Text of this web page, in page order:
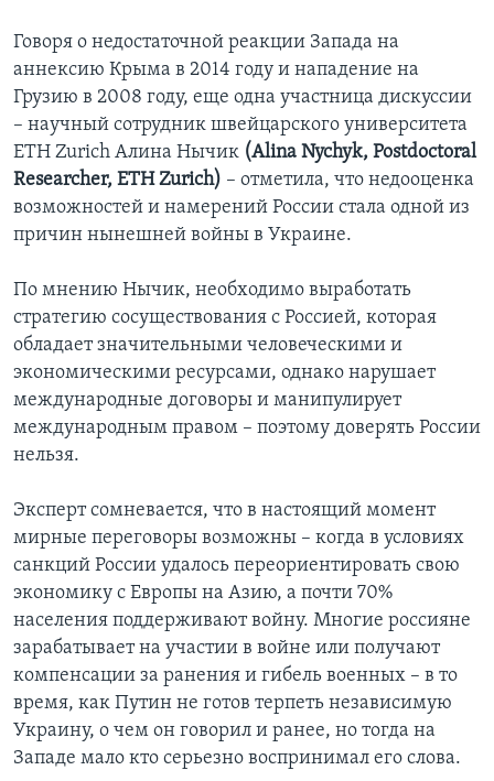
Говоря о недостаточной реакции Запада на
аннексию Крыма в 2014 году и нападение на
Грузию в 2008 году, еще одна участница дискуссии
– научный сотрудник швейцарского университета
ETH Zurich Алина Нычик (Alina Nychyk, Postdoctoral
Researcher, ETH Zurich) – отметила, что недооценка
возможностей и намерений России стала одной из
причин нынешней войны в Украине.
По мнению Нычик, необходимо выработать
стратегию сосуществования с Россией, которая
обладает значительными человеческими и
экономическими ресурсами, однако нарушает
международные договоры и манипулирует
международным правом – поэтому доверять России
нельзя.
Эксперт сомневается, что в настоящий момент
мирные переговоры возможны – когда в условиях
санкций России удалось переориентировать свою
экономику с Европы на Азию, а почти 70%
населения поддерживают войну. Многие россияне
зарабатывает на участии в войне или получают
компенсации за ранения и гибель военных – в то
время, как Путин не готов терпеть независимую
Украину, о чем он говорил и ранее, но тогда на
Западе мало кто серьезно воспринимал его слова.